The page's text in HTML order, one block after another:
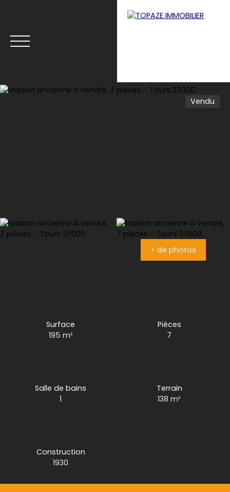
Vendu
+ de photos
Surface
195 m²
Pièces
7
Salle de bains
1
Terrain
138m²
Construction
1930